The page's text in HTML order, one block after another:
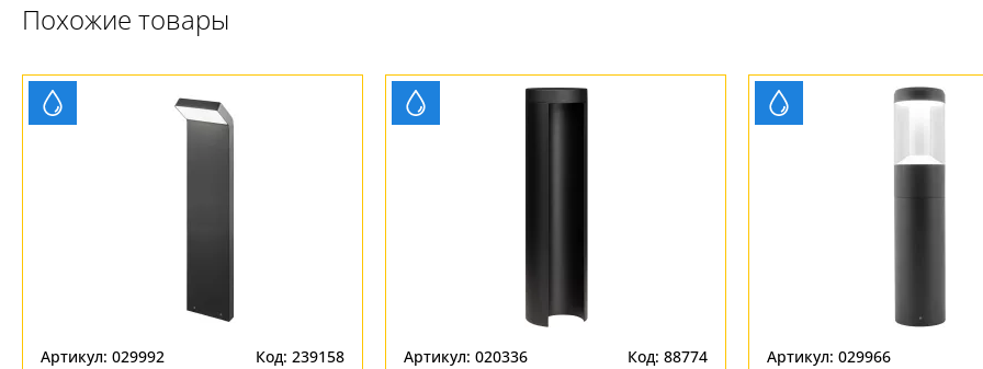
Похожие товары
Артикул: 029992 Код: 239158 Артикул: 020336 Код: 88774 Артикул: 029966